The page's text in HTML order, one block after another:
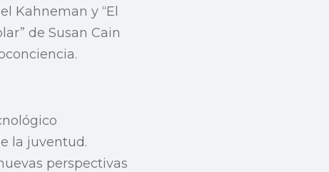
Kahneman y “El
de Susan Cain
la juventud.
perspectivas